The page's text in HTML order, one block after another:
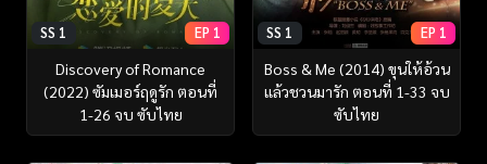
SS 1 EP 1
Discovery of Romance
(2022) ซัมเมอร์ฤดูรัก ตอนที่
1-26 จบ ซับไทย
SS 1 EP 1
Boss & Me (2014) ขุนให้อ้วน
แล้วชวนมารัก ตอนที่ 1-33 จบ
ซับไทย